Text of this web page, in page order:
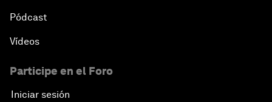
Pódcast
Vídeos
Participe en el Foro
Iniciar sesión